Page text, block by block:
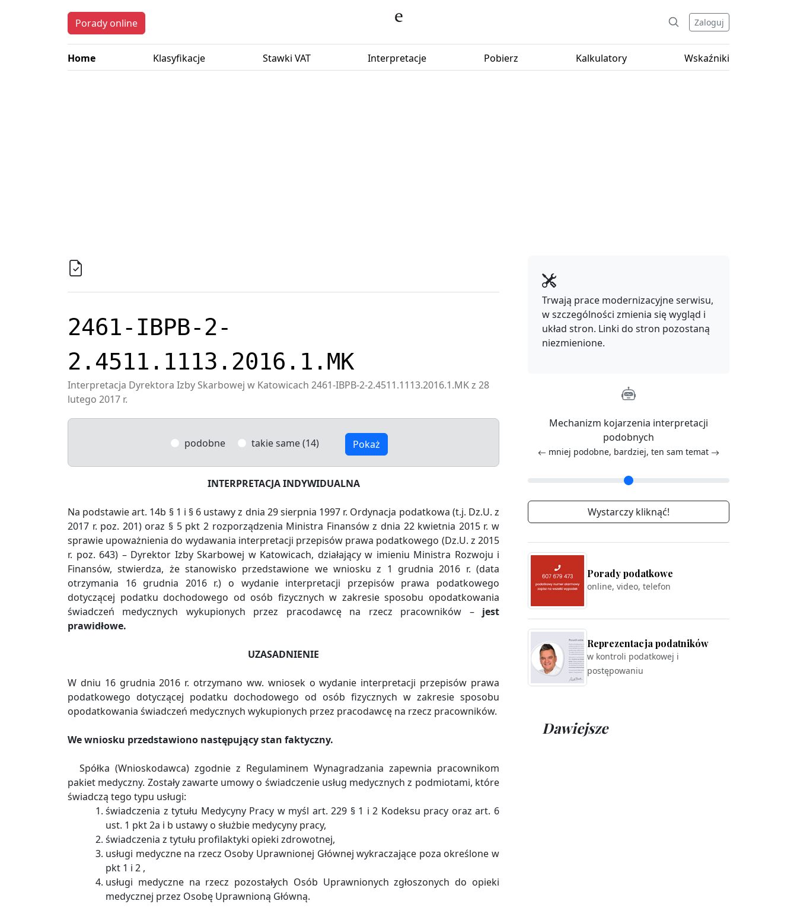
Porady online Zaloguj
Home Klasyfikacje Stawki VAT Interpretacje Pobierz Kalkulatory Wskaźniki
2461-IBPB-2-
2.4511.1113.2016.1.MK
Interpretacja Dyrektora Izby Skarbowej w Katowicach 2461-IBPB-2-2.4511.1113.2016.1.MK z 28
lutego 2017 r.
podobne takie same (14) Pokaż
INTERPRETACJA INDYWIDUALNA
Na podstawie art. 14b § 1 i § 6 ustawy z dnia 29 sierpnia 1997 r. Ordynacja podatkowa (t.j. Dz.U. z
2017 r. poz. 201) oraz § 5 pkt 2 rozporządzenia Ministra Finansów z dnia 22 kwietnia 2015 r. w
sprawie upoważnienia do wydawania interpretacji przepisów prawa podatkowego (Dz.U. z 2015
r. poz. 643) – Dyrektor Izby Skarbowej w Katowicach, działający w imieniu Ministra Rozwoju i
Finansów, stwierdza, że stanowisko przedstawione we wniosku z 1 grudnia 2016 r. (data
otrzymania 16 grudnia 2016 r.) o wydanie interpretacji przepisów prawa podatkowego
dotyczącej podatku dochodowego od osób fizycznych w zakresie sposobu opodatkowania
świadczeń medycznych wykupionych przez pracodawcę na rzecz pracowników –jest
prawidłowe.
UZASADNIENIE
W dniu 16 grudnia 2016 r. otrzymano ww. wniosek o wydanie interpretacji przepisów prawa
podatkowego dotyczącej podatku dochodowego od osób fizycznych w zakresie sposobu
opodatkowania świadczeń medycznych wykupionych przez pracodawcę na rzecz pracowników.
We wniosku przedstawiono następujący stan faktyczny.
Spółka (Wnioskodawca) zgodnie z Regulaminem Wynagradzania zapewnia pracownikom
pakiet medyczny. Zostały zawarte umowy o świadczenie usług medycznych z podmiotami, które
świadczą tego typu usługi:
świadczenia z tytułu Medycyny Pracy w myśl art. 229 § 1 i 2 Kodeksu pracy oraz art. 6
ust. 1 pkt 2a i b ustawy o służbie medycyny pracy,
świadczenia z tytułu profilaktyki opieki zdrowotnej,
usługi medyczne na rzecz Osoby Uprawnionej Głównej wykraczające poza określone w
pkt 1 i 2 ,
usługi medyczne na rzecz pozostałych Osób Uprawnionych zgłoszonych do opieki
medycznej przez Osobę Uprawnioną Główną.
Trwają prace modernizacyjne serwisu,
w szczególności zmienia się wygląd i
układ stron. Linki do stron pozostaną
niezmienione.
Mechanizm kojarzenia interpretacji
podobnych
mniej podobne, bardziej, ten sam temat
Porady podatkowe
online, video, telefon
Reprezentacja podatników
w kontroli podatkowej i
postępowaniu
Dawiejsze